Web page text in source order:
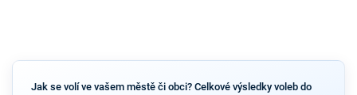
Jak se volí ve vašem městě či obci? Celkové výsledky voleb do